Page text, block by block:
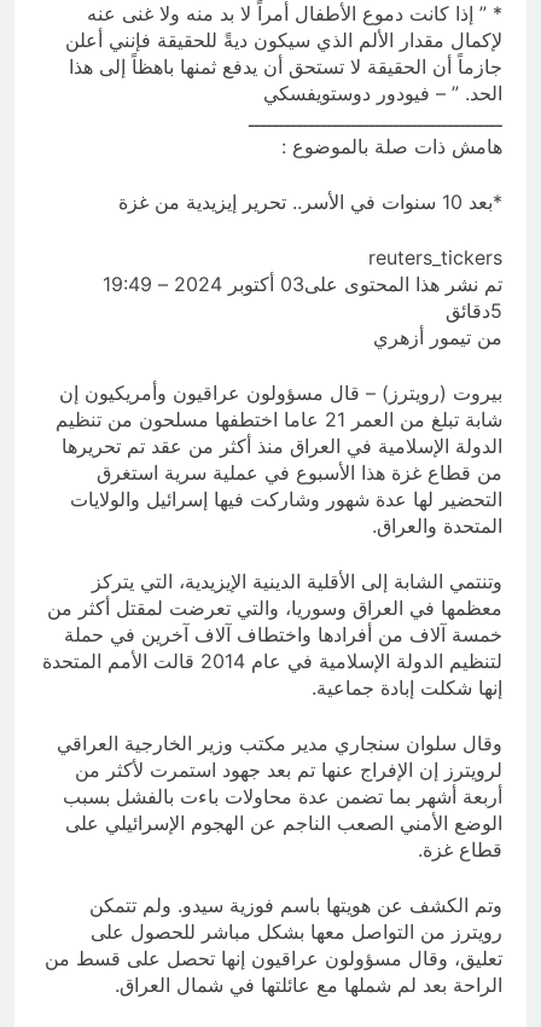
* ” إذا كانت دموع الأطفال أمراً لا بد منه ولا غنى عنه
لإكمال مقدار الألم الذي سيكون ديةً للحقيقة فإنني أعلن
جازماً أن الحقيقة لا تستحق أن يدفع ثمنها باهظاً إلى هذا
الحد. ” – فيودور دوستويفسكي
ــــــــــــــــــــــــــــــــــــــــــ
هامش ذات صلة بالموضوع :
*بعد 10 سنوات في الأسر.. تحرير إيزيدية من غزة
reuters_tickers
تم نشر هذا المحتوى على03 أكتوبر 2024 – 19:49
5دقائق
من تيمور أزهري
بيروت (رويترز) – قال مسؤولون عراقيون وأمريكيون إن
شابة تبلغ من العمر 21 عاما اختطفها مسلحون من تنظيم
الدولة الإسلامية في العراق منذ أكثر من عقد تم تحريرها
من قطاع غزة هذا الأسبوع في عملية سرية استغرق
التحضير لها عدة شهور وشاركت فيها إسرائيل والولايات
المتحدة والعراق.
وتنتمي الشابة إلى الأقلية الدينية الإيزيدية، التي يتركز
معظمها في العراق وسوريا، والتي تعرضت لمقتل أكثر من
خمسة آلاف من أفرادها واختطاف آلاف آخرين في حملة
لتنظيم الدولة الإسلامية في عام 2014 قالت الأمم المتحدة
إنها شكلت إبادة جماعية.
وقال سلوان سنجاري مدير مكتب وزير الخارجية العراقي
لرويترز إن الإفراج عنها تم بعد جهود استمرت لأكثر من
أربعة أشهر بما تضمن عدة محاولات باءت بالفشل بسبب
الوضع الأمني الصعب الناجم عن الهجوم الإسرائيلي على
قطاع غزة.
وتم الكشف عن هويتها باسم فوزية سيدو. ولم تتمكن
رويترز من التواصل معها بشكل مباشر للحصول على
تعليق، وقال مسؤولون عراقيون إنها تحصل على قسط من
الراحة بعد لم شملها مع عائلتها في شمال العراق.